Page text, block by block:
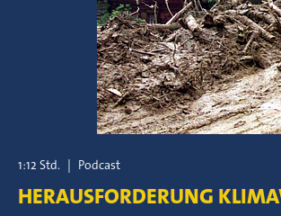
1:12 Std. | Podcast
HERAUSFORDERUNG